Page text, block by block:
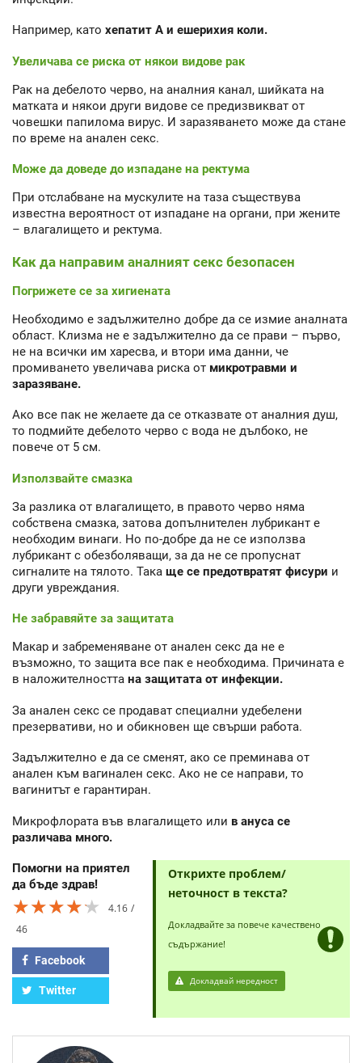
Например, като хепатит А и ешерихия коли.
Увеличава се риска от някои видове рак
Рак на дебелото черво, на аналния канал, шийката на
матката и някои други видове се предизвикват от
човешки папилома вирус. И заразяването може да стане
по време на анален секс.
Може да доведе до изпадане на ректума
При отслабване на мускулите на таза съществува
известна вероятност от изпадане на органи, при жените
– влагалището и ректума.
Как да направим аналният секс безопасен
Погрижете се за хигиената
Необходимо е задължително добре да се измие аналната
област. Клизма не е задължително да се прави – първо,
не на всички им харесва, и втори има данни, че
промиването увеличава риска от микротравми и
заразяване.
Ако все пак не желаете да се отказвате от аналния душ,
то подмийте дебелото черво с вода не дълбоко, не
повече от 5 см.
Използвайте смазка
За разлика от влагалището, в правото черво няма
собствена смазка, затова допълнителен лубрикант е
необходим винаги. Но по-добре да не се използва
лубрикант с обезболяващи, за да не се пропуснат
сигналите на тялото. Така ще се предотвратят фисури и
други увреждания.
Не забравяйте за защитата
Макар и забременяване от анален секс да не е
възможно, то защита все пак е необходима. Причината е
в наложителността на защитата от инфекции.
За анален секс се продават специални удебелени
презервативи, но и обикновен ще свърши работа.
Задължително е да се сменят, ако се преминава от
анален към вагинален секс. Ако не се направи, то
вагинитът е гарантиран.
Микрофлората във влагалището или в ануса се
различава много.
Помогни на приятел
да бъде здрав!
★★★★★
★★★★★
★★★★★
4.16
46
Facebook
Twitter
Открихте проблем/
неточност в текста?
Докладвайте за повече качествено
съдържание!
Докладвай нередност